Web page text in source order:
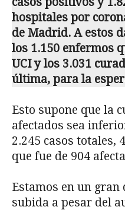
hospitales por
de Madrid. A estos
los 1.150 enfermos
UCI y los 3.031
última, para la
Esto supone que la
afectados sea
2.245 casos totales,
que fue de 904
Estamos en un gran
subida a pesar del